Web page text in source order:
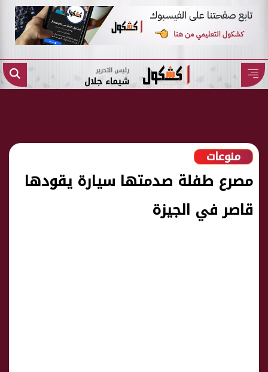
رئيس التحرير
شيماء جلال
منوعات
مصرع طفلة صدمتها سيارة يقودها
قاصر في الجيزة